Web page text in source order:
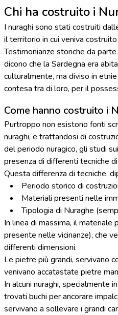
Chi ha costruito i
I nuraghi sono stati costruiti
il territorio in cui veniva costruito
Testimonianze storiche da
dicono che la Sardegna era
culturalmente, ma diviso in
contesa tra di loro, per il
Come hanno costruito i
Purtroppo non esistono fonti
nuraghi, e trattandosi di
del periodo nuragico, gli studi
presenza di differenti tecniche
Questa differenza di tecniche,
Periodo storico di
Materiali presenti nelle
Tipologia di Nuraghe
In linea di massima, il materiale
presente nelle vicinanze), che
differenti dimensioni.
Le pietre più grandi, servivano
venivano accatastate pietre
In alcuni nuraghi, specialmente
trovati buchi per ancorare
servivano a sollevare i grandi